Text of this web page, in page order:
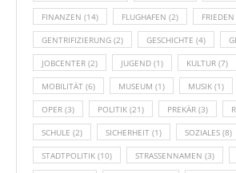
FINANZEN (14) FLUGHAFEN (2) FRIEDEN
GENTRIFIZIERUNG (2) GESCHICHTE (4)
JOBCENTER (2) JUGEND (1) KULTUR (7)
MOBILITÄT (6) MUSEUM (1) MUSIK (1)
OPER (3) POLITIK (21) PREKÄR (3)
SCHULE (2) SICHERHEIT (1) SOZIALES (8)
STADTPOLITIK (10) STRASSENNAMEN (3)